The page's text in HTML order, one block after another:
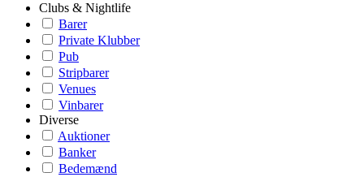
Clubs & Nightlife
Barer
Private Klubber
Pub
Stripbarer
Venues
Vinbarer
Diverse
Auktioner
Banker
Bedemænd